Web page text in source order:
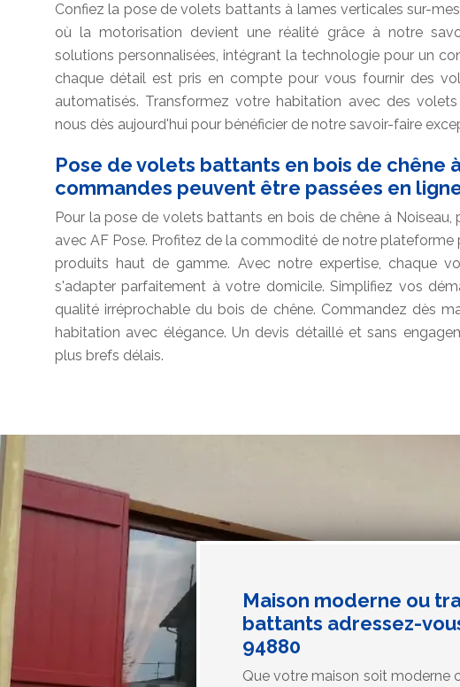
Confiez la pose de volets battants à lames verticales sur-
où la motorisation devient une réalité grâce à notre
solutions personnalisées, intégrant la technologie pour un
chaque détail est pris en compte pour vous fournir des
automatisés. Transformez votre habitation avec des
nous dès aujourd'hui pour bénéficier de notre savoir-faire
Pose de volets battants en bois de chêne
commandes peuvent être passées en
Pour la pose de volets battants en bois de chêne à
avec AF Pose. Profitez de la commodité de notre plateforme
produits haut de gamme. Avec notre expertise, chaque
s'adapter parfaitement à votre domicile. Simplifiez vos
qualité irréprochable du bois de chêne. Commandez dès
habitation avec élégance. Un devis détaillé et sans
plus brefs délais.
Maison moderne ou
battants adressez-
94880
Que votre maison soit moderne